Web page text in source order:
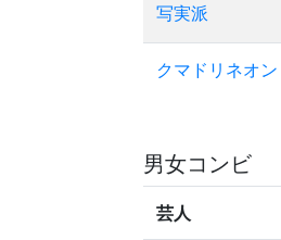
写実派
クマドリネオン
男女コンビ
芸人